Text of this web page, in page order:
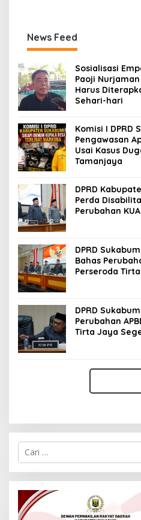
News Feed
Sosialisasi
Paoji
Harus
Sehari-hari
Komisi I DPRD
Pengawasan
Usai Kasus
Tamanjaya
DPRD
Perda
Perubahan
DPRD
Bahas
Perseroda
DPRD
Perubahan
Tirta Jaya
C
i
u
n
t